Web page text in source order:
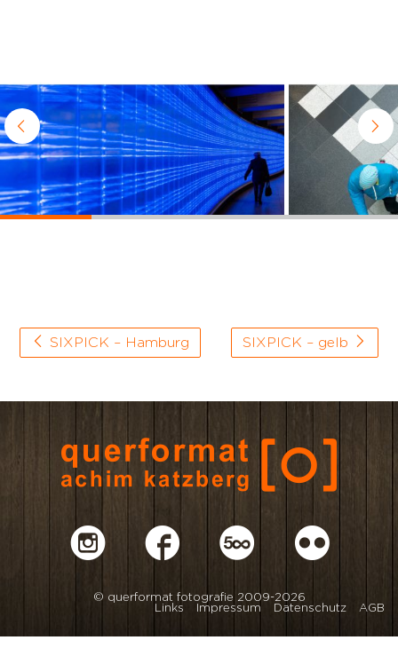
SIXPICK – Hamburg SIXPICK – gelb
© querformat fotografie 2009-2026
Links
Impressum Datenschutz AGB